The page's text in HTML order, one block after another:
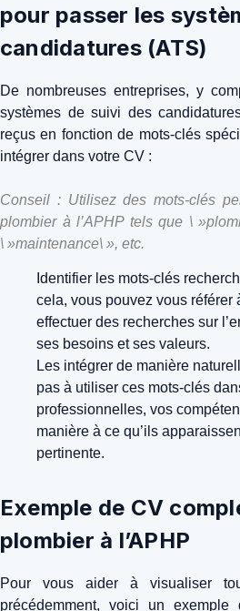
pour passer les
candidatures (ATS)
De nombreuses entreprises, y
systèmes de suivi des
reçus en fonction de mots-clés
intégrer dans votre CV :
Conseil : Utilisez des mots-clés
plombier à l’APHP tels que \
\ »maintenance\ », etc.
Identifier les mots-clés
cela, vous pouvez vous référer
effectuer des recherches sur
ses besoins et ses valeurs.
Les intégrer de manière
pas à utiliser ces mots-clés
professionnelles, vos
manière à ce qu’ils
pertinente.
Exemple de CV
plombier à l’APHP
Pour vous aider à visualiser
précédemment, voici un